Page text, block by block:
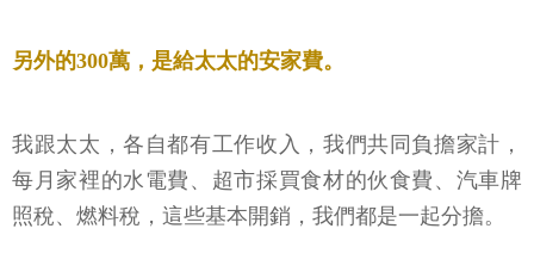
另外的300萬，是給太太的安家費。
我跟太太，各自都有工作收入，我們共同負擔家計，
每月家裡的水電費、超市採買食材的伙食費、汽車牌
照稅、燃料稅，這些基本開銷，我們都是一起分擔。